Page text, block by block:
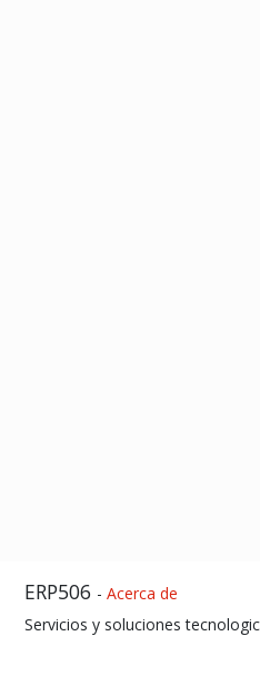
ERP506 - Acerca de
Servicios y soluciones